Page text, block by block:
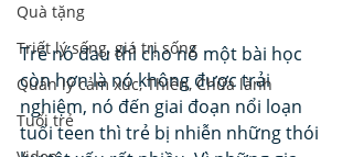
Quà tặng
Triết lý sống, giá trị sống
Quản lý cảm xúc, Thiền, Chữa lành
Tuổi trẻ
Trẻ nó đau thì cho nó một bài học
còn hơn là nó không được trải
nghiệm, nó đến giai đoạn nổi loạn
tuổi teen thì trẻ bị nhiễn những thói